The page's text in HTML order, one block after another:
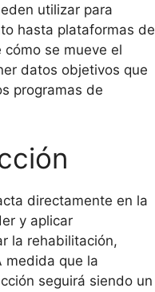
utilizar para
hasta plataformas de
se mueve el
datos objetivos que
programas de
directamente en la
y aplicar
la rehabilitación,
medida que la
seguirá siendo un